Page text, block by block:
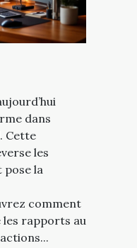
dans
Cette
les
la
comment
rapports au